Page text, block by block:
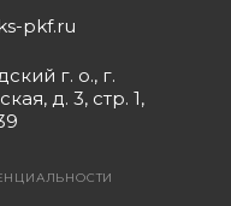
pkf.ru
г. о., г.
д. 3, стр. 1,